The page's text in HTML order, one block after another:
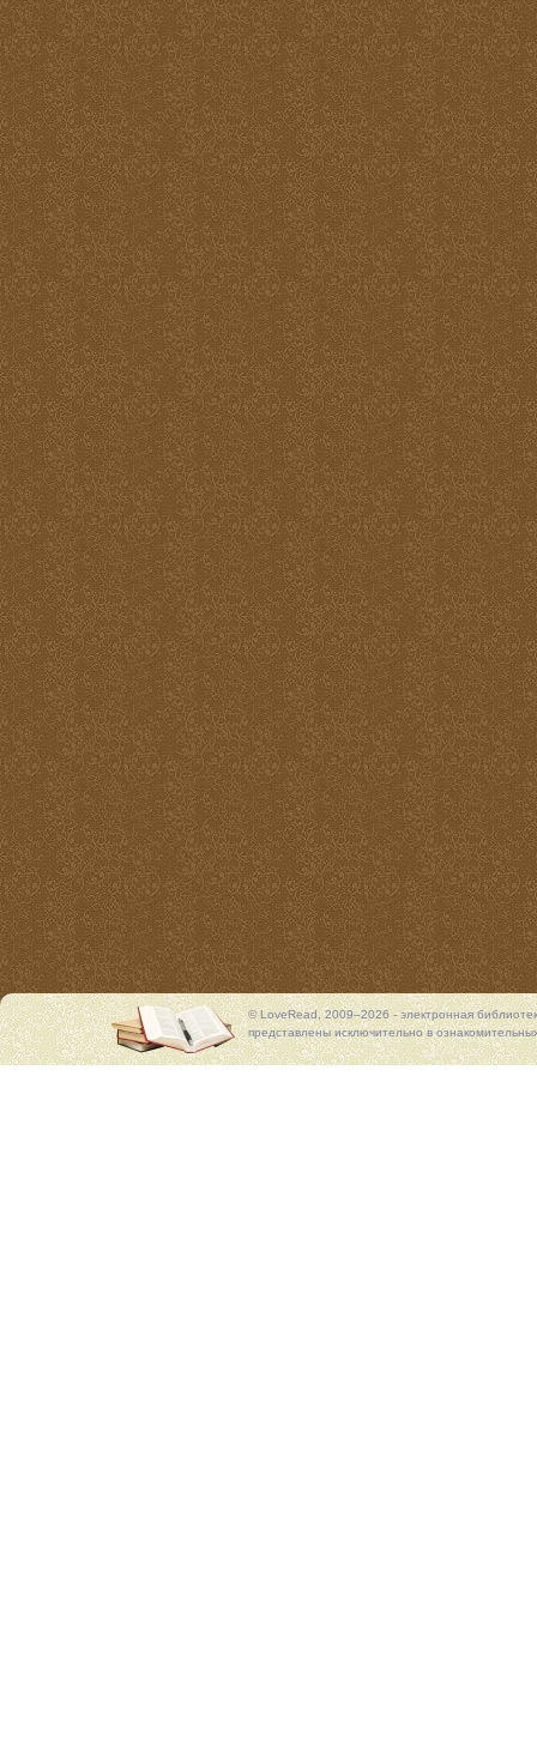
© LoveRead, 2009–2026 - электронная
представлены исключительно в